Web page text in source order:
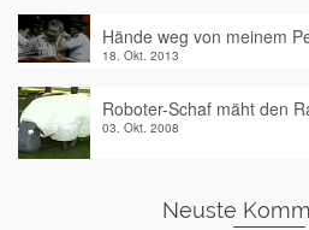
Hände weg von meinem
18. Okt. 2013
Roboter-Schaf mäht den
03. Okt. 2008
Neuste